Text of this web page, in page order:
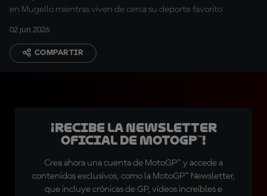
en Mugello mientras viven de cerca su deporte favorito
02 jun 2026
COMPARTIR
¡Recibe la Newsletter
oficial de MotoGP™!
Crea ahora una cuenta de MotoGP™ y accede a
contenidos exclusivos, como la MotoGP™ Newsletter,
que incluye crónicas de GP, vídeos increíbles e